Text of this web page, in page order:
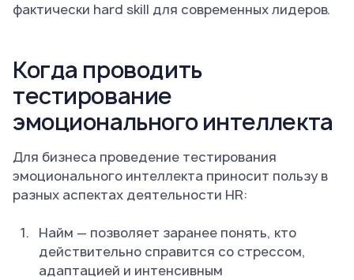
фактически hard skill для современных лидеров.
Когда проводить
тестирование
эмоционального интеллекта
Для бизнеса проведение тестирования
эмоционального интеллекта приносит пользу в
разных аспектах деятельности HR:
Найм — позволяет заранее понять, кто
действительно справится со стрессом,
адаптацией и интенсивным